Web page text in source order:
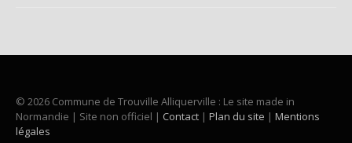
© 2026 Commune de Trouville Alliquerville : Le site made in
Normandie | Site non officiel | Contact | Plan du site | Mentions
légales